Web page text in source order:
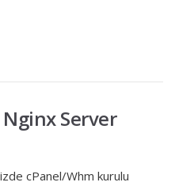
Server
cPanel/Whm kurulu